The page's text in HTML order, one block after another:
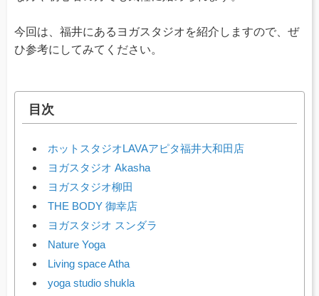
今回は、福井にあるヨガスタジオを紹介しますので、ぜ
ひ参考にしてみてください。
目次
ホットスタジオLAVAアピタ福井大和田店
ヨガスタジオ Akasha
ヨガスタジオ柳田
THE BODY 御幸店
ヨガスタジオ スンダラ
Nature Yoga
Living space Atha
yoga studio shukla